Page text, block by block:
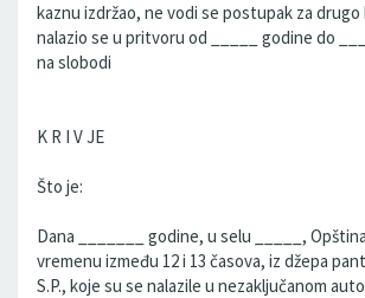
kaznu izdržao, ne vodi se postupak za
nalazio se u pritvoru od _____ godine do
na slobodi
K R I V JE
Što je:
Dana _______ godine, u selu _____,
vremenu između 12 i 13 časova, iz džepa
S.P., koje su se nalazile u nezaključanom